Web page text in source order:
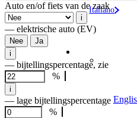
Italiano
Auto en/of fiets van de zaak
i
— elektrische auto (EV)
Nee
Ja
i
— bijtellingspercentage, zie
%
i
— lage bijtellingspercentage
%